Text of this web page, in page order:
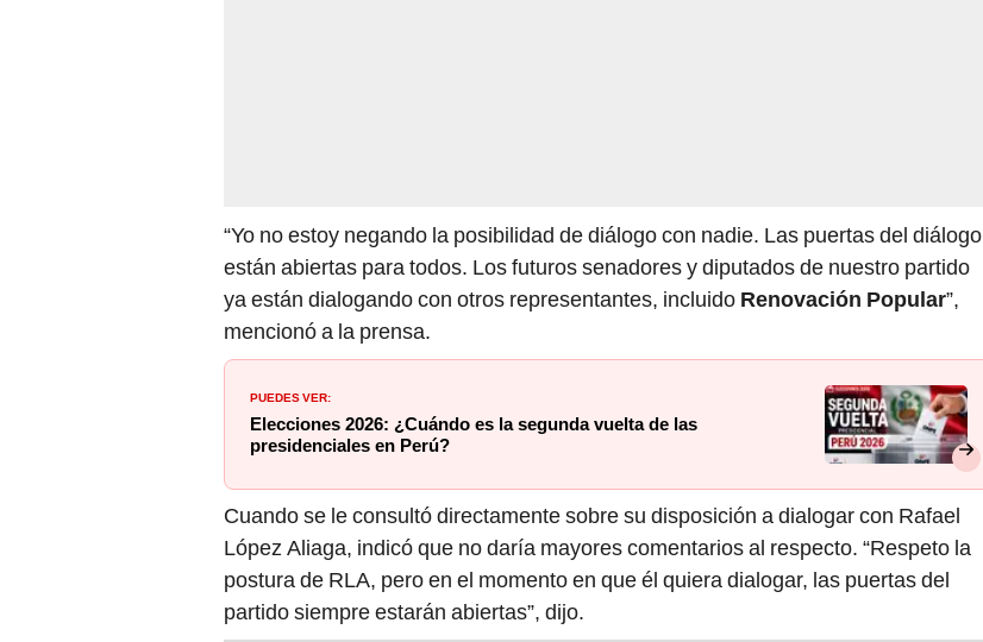
“Yo no estoy negando la posibilidad de diálogo con nadie. Las puertas del diálogo
están abiertas para todos. Los futuros senadores y diputados de nuestro partido
ya están dialogando con otros representantes, incluido Renovación Popular”,
mencionó a la prensa.
PUEDES VER:
Elecciones 2026: ¿Cuándo es la segunda vuelta de las
presidenciales en Perú?
Cuando se le consultó directamente sobre su disposición a dialogar con Rafael
López Aliaga, indicó que no daría mayores comentarios al respecto. “Respeto la
postura de RLA, pero en el momento en que él quiera dialogar, las puertas del
partido siempre estarán abiertas”, dijo.